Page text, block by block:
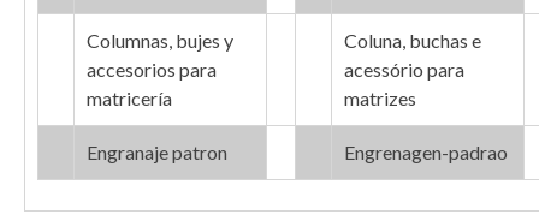
Columnas, bujes y
accesorios para
matricería
Coluna, buchas e
acessório para
matrizes
Engranaje patron Engrenagen-padrao